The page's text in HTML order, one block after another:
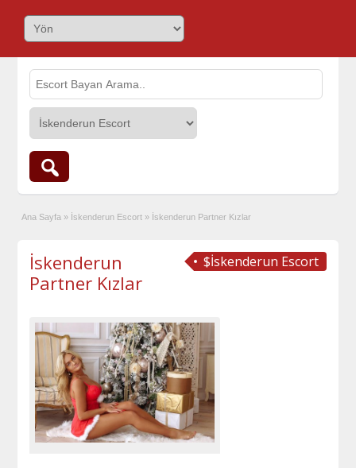
Ana Sayfa » İskenderun Escort » İskenderun Partner Kızlar
$İskenderun Escort
İskenderun
Partner Kızlar